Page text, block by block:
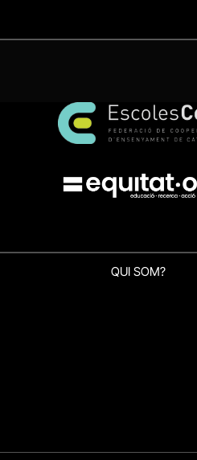
QUI SOM?